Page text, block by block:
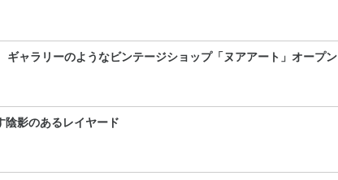
ャラリーのようなビンテージショップ「ヌアアート」オープン
影のあるレイヤード